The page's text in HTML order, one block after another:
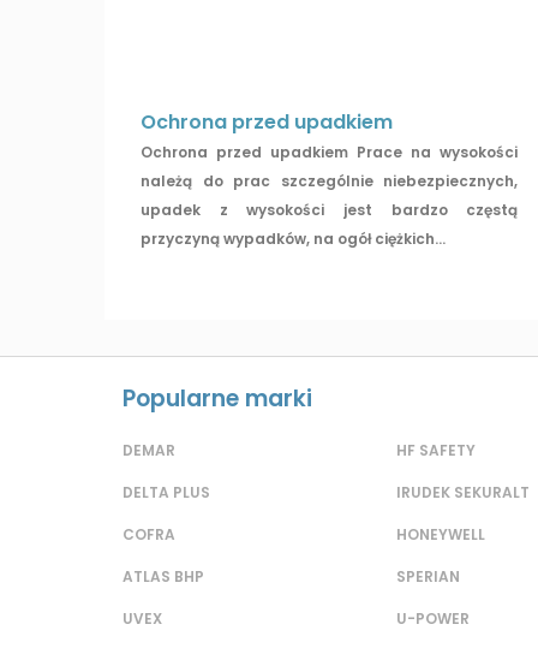
Ochrona przed upadkiem
Ochrona przed upadkiem Prace na wysokości
należą do prac szczególnie niebezpiecznych,
upadek z wysokości jest bardzo częstą
przyczyną wypadków, na ogół ciężkich...
Popularne marki
DEMAR
DELTA PLUS
COFRA
ATLAS BHP
UVEX
HF SAFETY
IRUDEK SEKURALT
HONEYWELL
SPERIAN
U-POWER